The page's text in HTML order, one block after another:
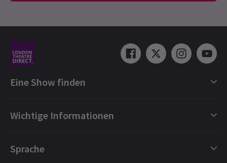
Eine Show finden
London Musicals
London Tanz
Wichtige Informationen
Buchungsschutz
Sprache